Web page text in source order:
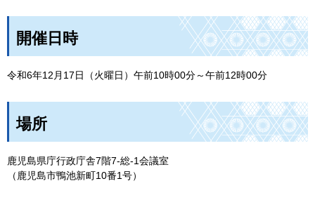
開催日時
令和6年12月17日（火曜日）午前10時00分～午前12時00分
場所
鹿児島県庁行政庁舎7階7-総-1会議室
（鹿児島市鴨池新町10番1号）